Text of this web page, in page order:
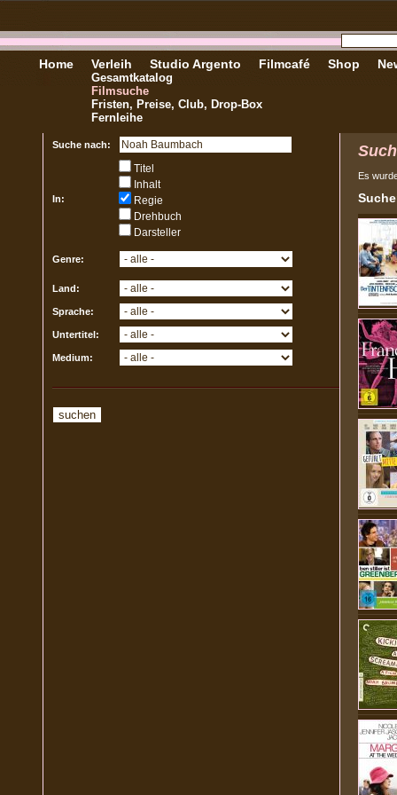
Home Verleih
Gesamtkatalog
Filmsuche
Fristen, Preise, Club, Drop-Box
Fernleihe
Studio Argento Filmcafé Shop
Suche nach:
In:
Titel
Inhalt
Regie
Drehbuch
Darsteller
Genre:
Land:
Sprache:
Untertitel:
Medium:
Es